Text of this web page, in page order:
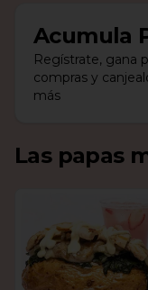
Acumula
Regístrate, gana
compras y
más
Las papas